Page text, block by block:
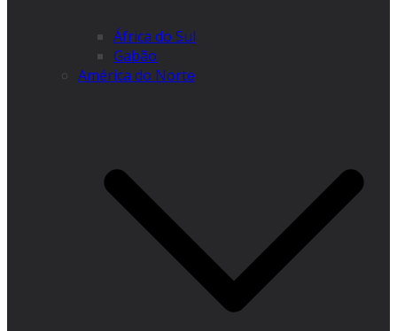
África do Sul
Gabão
América do Norte